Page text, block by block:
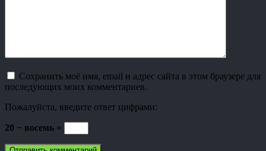
Сохранить моё имя, email и адрес сайта в этом браузере для
последующих моих комментариев.
Пожалуйста, введите ответ цифрами:
20 − восемь =